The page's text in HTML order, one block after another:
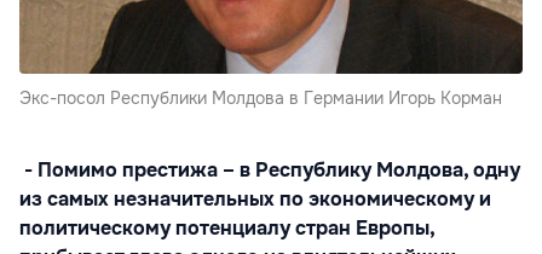
Экс-посол Республики Молдова в Германии Игорь Корман
- Помимо престижа – в Республику Молдова, одну
из самых незначительных по экономическому и
политическому потенциалу стран Европы,